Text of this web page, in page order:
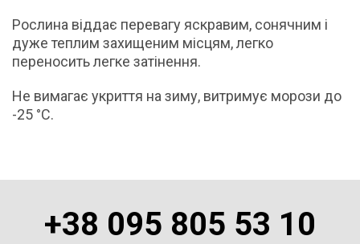
Рослина віддає перевагу яскравим, сонячним і
дуже теплим захищеним місцям, легко
переносить легке затінення.
Не вимагає укриття на зиму, витримує морози до
-25 °С.
+38 095 805 53 10